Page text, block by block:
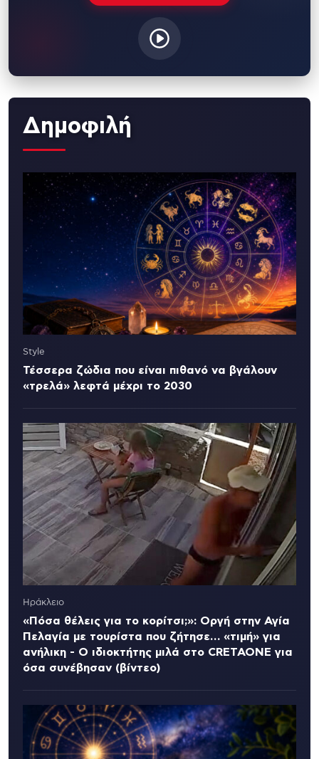
Δημοφιλή
Style
Τέσσερα ζώδια που είναι πιθανό να βγάλουν
«τρελά» λεφτά μέχρι το 2030
Ηράκλειο
«Πόσα θέλεις για το κορίτσι;»: Οργή στην Αγία
Πελαγία με τουρίστα που ζήτησε… «τιμή» για
ανήλικη - Ο ιδιοκτήτης μιλά στο CRETAONE για
όσα συνέβησαν (βίντεο)